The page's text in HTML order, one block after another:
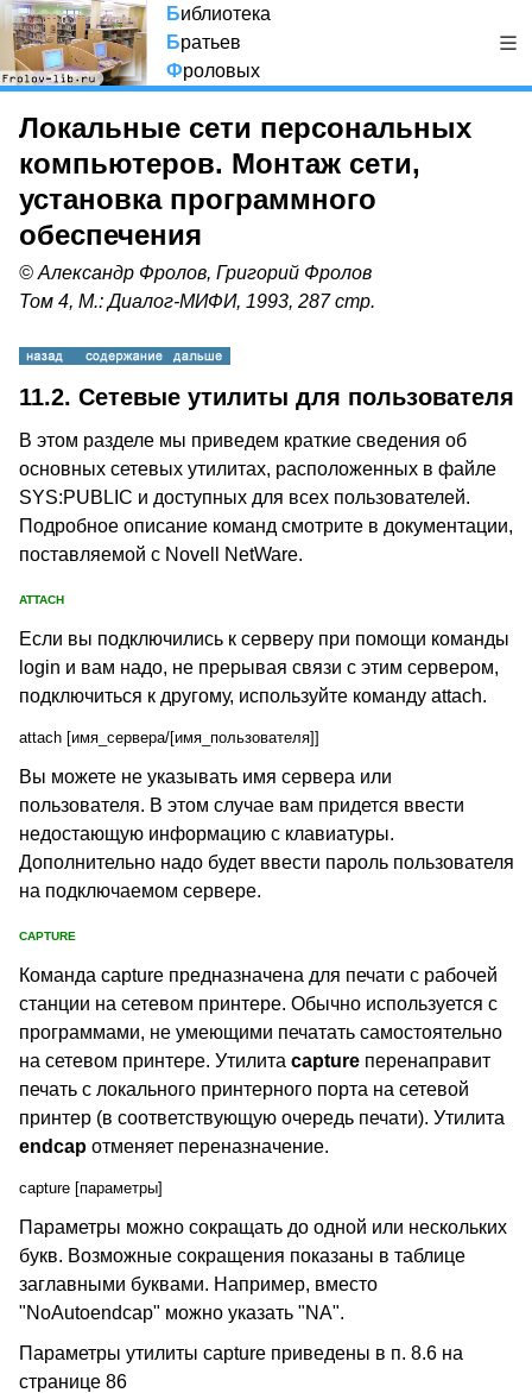
Библиотека
Братьев
Фроловых
Локальные сети персональных
компьютеров. Монтаж сети,
установка программного
обеспечения
© Александр Фролов, Григорий Фролов
Том 4, М.: Диалог-МИФИ, 1993, 287 стр.
11.2. Сетевые утилиты для пользователя
В этом разделе мы приведем краткие сведения об
основных сетевых утилитах, расположенных в файле
SYS:PUBLIC и доступных для всех пользователей.
Подробное описание команд смотрите в документации,
поставляемой с Novell NetWare.
ATTACH
Если вы подключились к серверу при помощи команды
login и вам надо, не прерывая связи с этим сервером,
подключиться к другому, используйте команду attach.
attach [имя_сервера/[имя_пользователя]]
Вы можете не указывать имя сервера или
пользователя. В этом случае вам придется ввести
недостающую информацию с клавиатуры.
Дополнительно надо будет ввести пароль пользователя
на подключаемом сервере.
CAPTURE
Команда capture предназначена для печати с рабочей
станции на сетевом принтере. Обычно используется с
программами, не умеющими печатать самостоятельно
на сетевом принтере. Утилита capture перенаправит
печать с локального принтерного порта на сетевой
принтер (в соответствующую очередь печати). Утилита
endcap отменяет переназначение.
capture [параметры]
Параметры можно сокращать до одной или нескольких
букв. Возможные сокращения показаны в таблице
заглавными буквами. Например, вместо
"NoAutoendcap" можно указать "NA".
Параметры утилиты capture приведены в п. 8.6 на
странице 86